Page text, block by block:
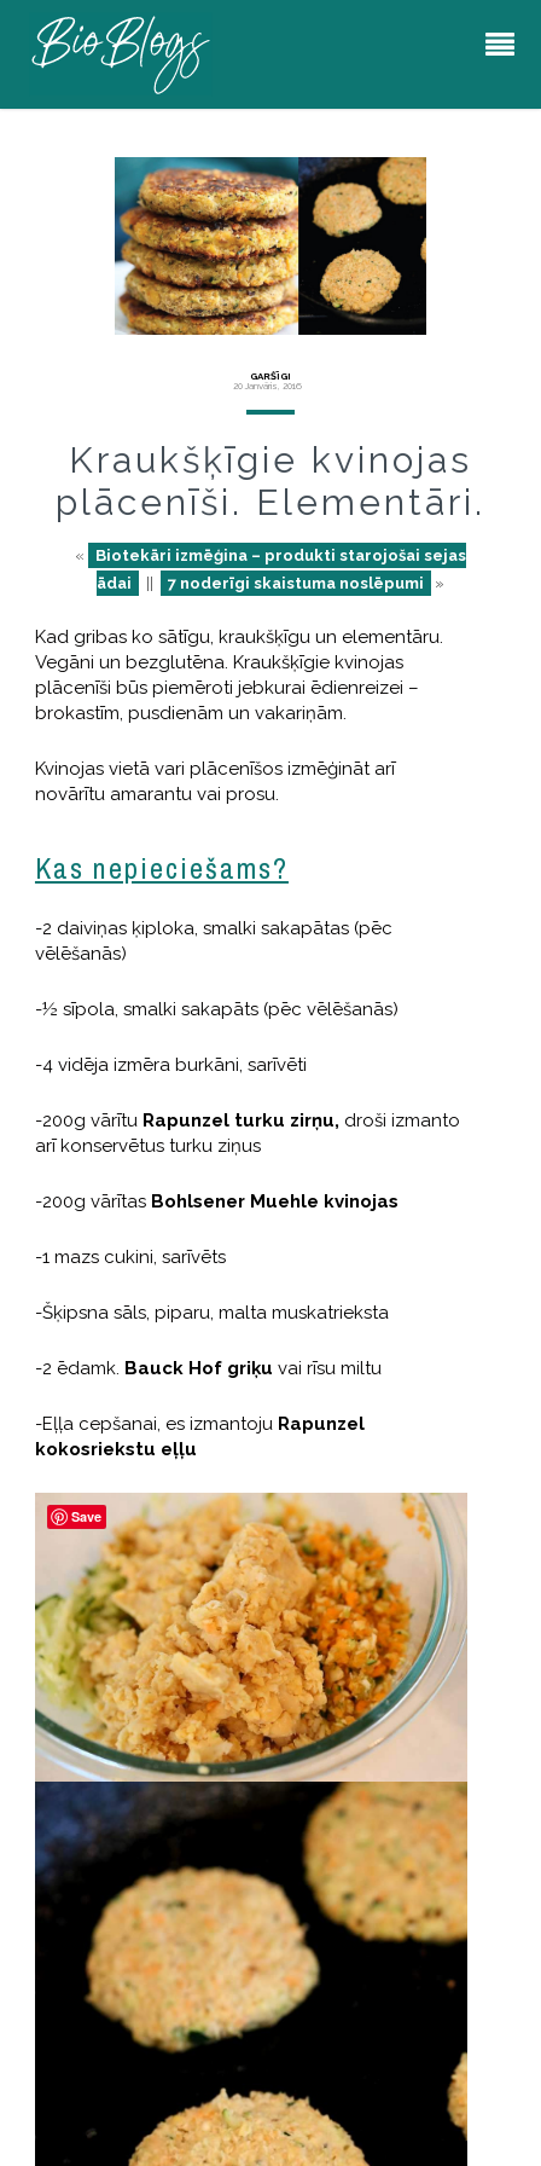
GARŠĪGI
20 Janvāris, 2016
Kraukšķīgie kvinojas
plācenīši. Elementāri.
«
Biotekāri izmēģina – produkti starojošai sejas
ādai
7 noderīgi skaistuma noslēpumi »
Kad gribas ko sātīgu, kraukšķīgu un elementāru.
Vegāni un bezglutēna. Kraukšķīgie kvinojas
plācenīši būs piemēroti jebkurai ēdienreizei –
brokastīm, pusdienām un vakariņām.
Kvinojas vietā vari plācenīšos izmēģināt arī
novārītu amarantu vai prosu.
Kas nepieciešams?
-2 daiviņas ķiploka, smalki sakapātas (pēc
vēlēšanās)
-½ sīpola, smalki sakapāts (pēc vēlēšanās)
-4 vidēja izmēra burkāni, sarīvēti
-200g vārītu Rapunzel turku zirņu, droši izmanto
arī konservētus turku ziņus
-200g vārītas Bohlsener Muehle kvinojas
-1 mazs cukini, sarīvēts
-Šķipsna sāls, piparu, malta muskatrieksta
-2 ēdamk. Bauck Hof griķu vai rīsu miltu
-Eļļa cepšanai, es izmantoju Rapunzel
kokosriekstu eļļu
Save